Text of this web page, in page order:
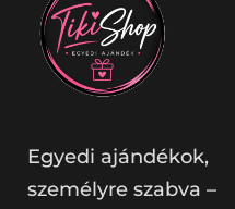
Egyedi ajándékok,
személyre szabva –